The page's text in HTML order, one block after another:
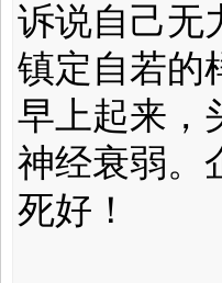
诉说自己无
镇定自若的
早上起来，
神经衰弱。
死好！